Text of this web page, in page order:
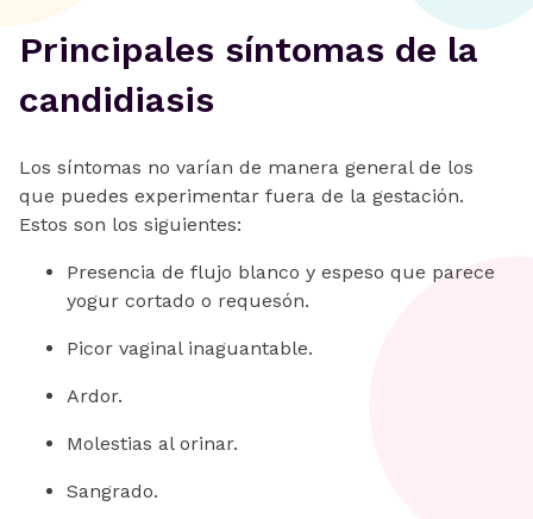
Principales síntomas de la
candidiasis
Los síntomas no varían de manera general de los
que puedes experimentar fuera de la gestación.
Estos son los siguientes:
Presencia de flujo blanco y espeso que parece
yogur cortado o requesón.
Picor vaginal inaguantable.
Ardor.
Molestias al orinar.
Sangrado.